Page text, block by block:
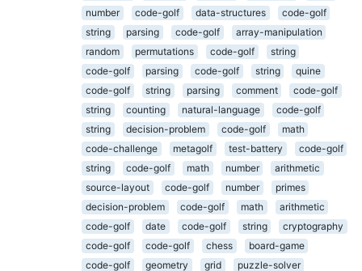
number
code-golf data-structures
code-golf
string
parsing code-golf
array-manipulation
random
permutations code-golf
string
code-golf
parsing code-golf string
quine
code-golf
string parsing comment
code-golf
string
counting natural-language
code-golf
string
decision-problem code-golf
math
code-challenge
metagolf test-battery
code-golf
string
code-golf math number
arithmetic
source-layout
code-golf number
primes
decision-problem
code-golf math
arithmetic
code-golf
date code-golf string
cryptography
code-golf
code-golf chess
board-game
code-golf
geometry grid
puzzle-solver